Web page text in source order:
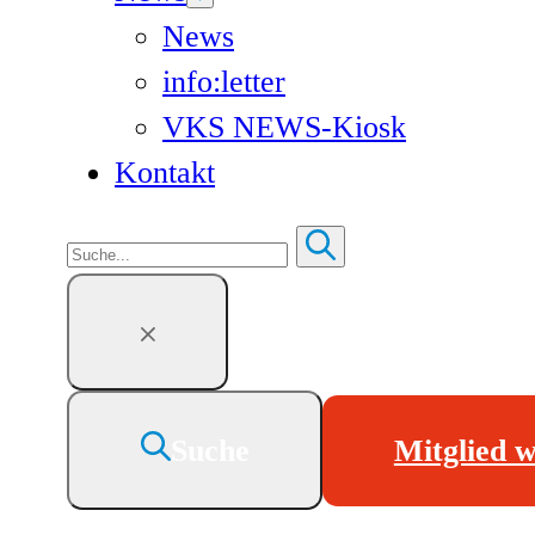
News
info:letter
VKS NEWS-Kiosk
Kontakt
Suchen
Suche Mitglied